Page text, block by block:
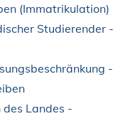
(Immatrikulation)
Studierender -
-
Landes -